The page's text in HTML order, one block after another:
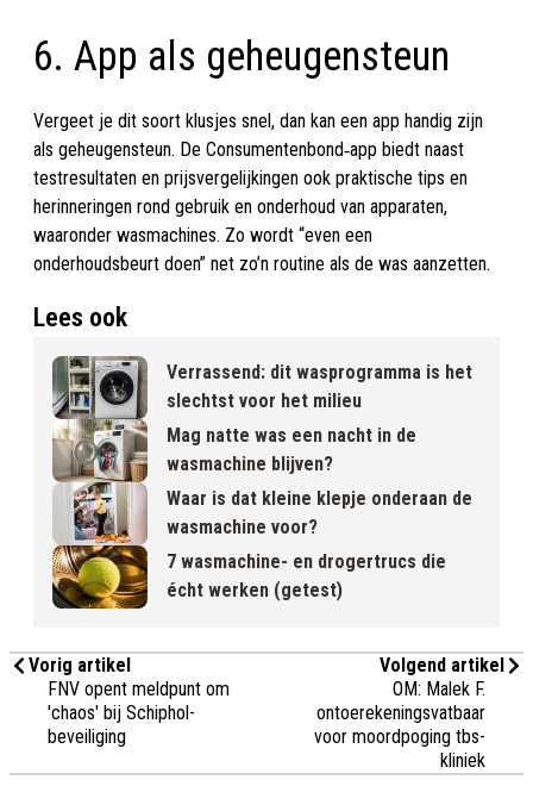
6. App als geheugensteun
Vergeet je dit soort klusjes snel, dan kan een app handig zijn
als geheugensteun. De Consumentenbond‑app biedt naast
testresultaten en prijsvergelijkingen ook praktische tips en
herinneringen rond gebruik en onderhoud van apparaten,
waaronder wasmachines. Zo wordt “even een
onderhoudsbeurt doen” net zo’n routine als de was aanzetten.
Lees ook
Verrassend: dit wasprogramma is het
slechtst voor het milieu
Mag natte was een nacht in de
wasmachine blijven?
Waar is dat kleine klepje onderaan de
wasmachine voor?
7 wasmachine- en drogertrucs die
écht werken (getest)
Vorig artikel
FNV opent meldpunt om
'chaos' bij Schiphol-
beveiliging
Volgend artikel
OM: Malek F.
ontoerekeningsvatbaar
voor moordpoging tbs-
kliniek